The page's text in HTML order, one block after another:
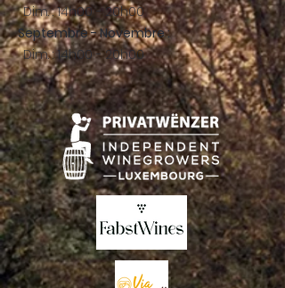
Dim. : 14h00 - 20h00
Septembre - Novembre :
Dim. : 14h00 - 20h00